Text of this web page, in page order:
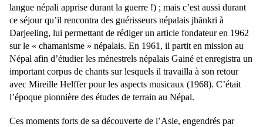
langue népali apprise durant la guerre !) ; mais c’est aussi durant
ce séjour qu’il rencontra des guérisseurs népalais jhānkri à
Darjeeling, lui permettant de rédiger un article fondateur en 1962
sur le « chamanisme » népalais. En 1961, il partit en mission au
Népal afin d’étudier les ménestrels népalais Gainé et enregistra un
important corpus de chants sur lesquels il travailla à son retour
avec Mireille Helffer pour les aspects musicaux (1968). C’était
l’époque pionnière des études de terrain au Népal.
Ces moments forts de sa découverte de l’Asie, engendrés par